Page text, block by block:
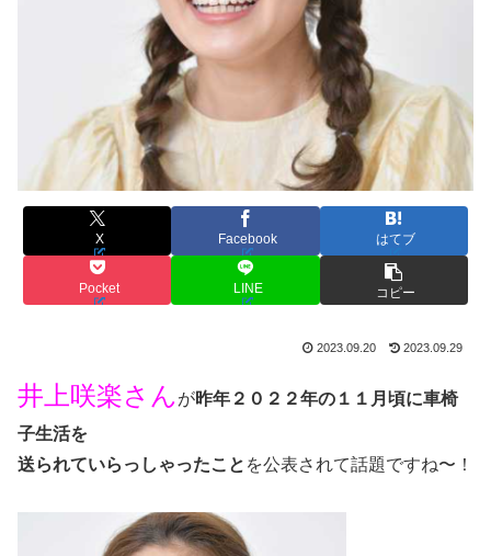
X Facebook はてブ
Pocket LINE コピー
2023.09.20 2023.09.29
井上咲楽さん が昨年２０２２年の１１月頃に車椅
子生活を
送られていらっしゃったこと を公表されて話題ですね〜！